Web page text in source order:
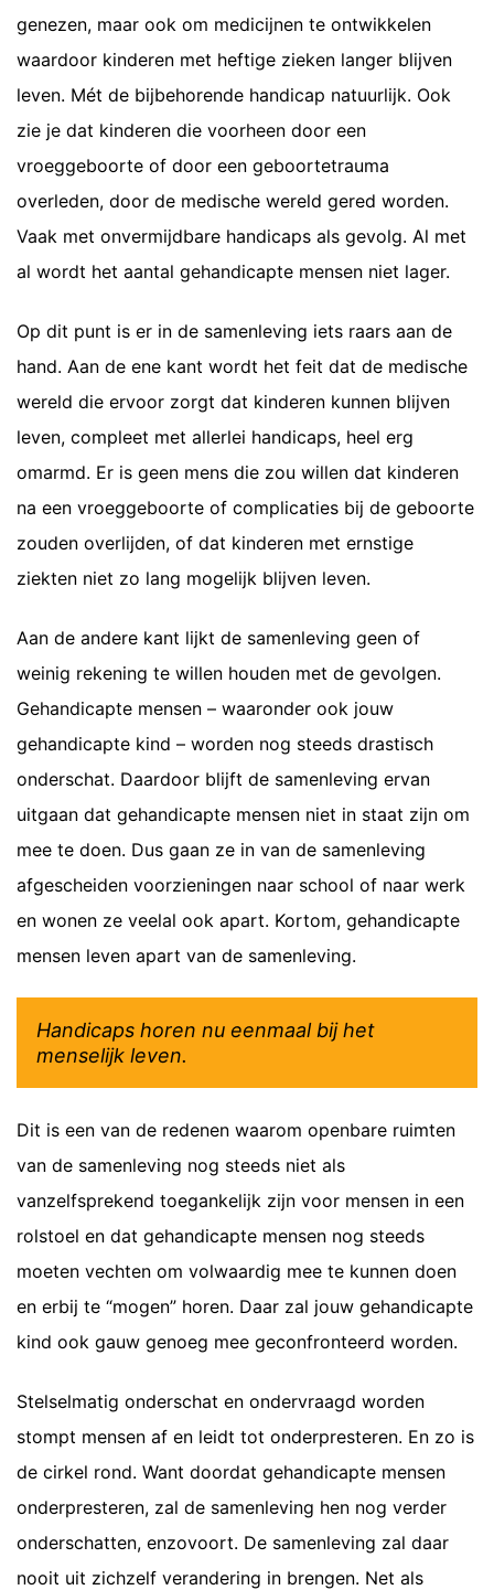
genezen, maar ook om medicijnen te ontwikkelen
waardoor kinderen met heftige zieken langer blijven
leven. Mét de bijbehorende handicap natuurlijk. Ook
zie je dat kinderen die voorheen door een
vroeggeboorte of door een geboortetrauma
overleden, door de medische wereld gered worden.
Vaak met onvermijdbare handicaps als gevolg. Al met
al wordt het aantal gehandicapte mensen niet lager.
Op dit punt is er in de samenleving iets raars aan de
hand. Aan de ene kant wordt het feit dat de medische
wereld die ervoor zorgt dat kinderen kunnen blijven
leven, compleet met allerlei handicaps, heel erg
omarmd. Er is geen mens die zou willen dat kinderen
na een vroeggeboorte of complicaties bij de geboorte
zouden overlijden, of dat kinderen met ernstige
ziekten niet zo lang mogelijk blijven leven.
Aan de andere kant lijkt de samenleving geen of
weinig rekening te willen houden met de gevolgen.
Gehandicapte mensen – waaronder ook jouw
gehandicapte kind – worden nog steeds drastisch
onderschat. Daardoor blijft de samenleving ervan
uitgaan dat gehandicapte mensen niet in staat zijn om
mee te doen. Dus gaan ze in van de samenleving
afgescheiden voorzieningen naar school of naar werk
en wonen ze veelal ook apart. Kortom, gehandicapte
mensen leven apart van de samenleving.
Handicaps horen nu eenmaal bij het
menselijk leven.
Dit is een van de redenen waarom openbare ruimten
van de samenleving nog steeds niet als
vanzelfsprekend toegankelijk zijn voor mensen in een
rolstoel en dat gehandicapte mensen nog steeds
moeten vechten om volwaardig mee te kunnen doen
en erbij te “mogen” horen. Daar zal jouw gehandicapte
kind ook gauw genoeg mee geconfronteerd worden.
Stelselmatig onderschat en ondervraagd worden
stompt mensen af en leidt tot onderpresteren. En zo is
de cirkel rond. Want doordat gehandicapte mensen
onderpresteren, zal de samenleving hen nog verder
onderschatten, enzovoort. De samenleving zal daar
nooit uit zichzelf verandering in brengen. Net als